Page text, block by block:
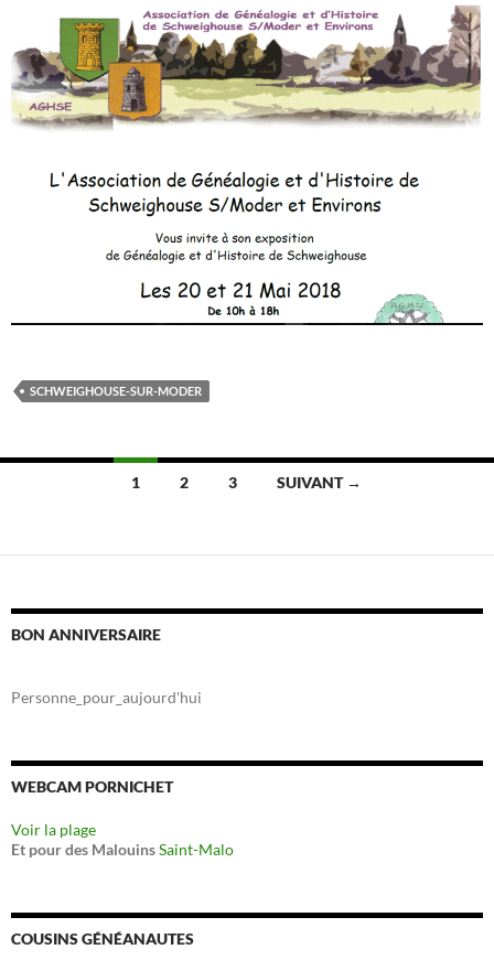
SCHWEIGHOUSE-SUR-MODER
Navigation
articles
1 2 3 SUIVANT →
BON ANNIVERSAIRE
Personne_pour_aujourd'hui
WEBCAM PORNICHET
Voir la plage
Et pour des MalouinsSaint-Malo
COUSINS GÉNÉANAUTES